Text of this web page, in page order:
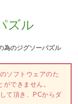
ズル
為のジグソーパズル
ソフトウェアのた
できません。
て頂き、PCからダ